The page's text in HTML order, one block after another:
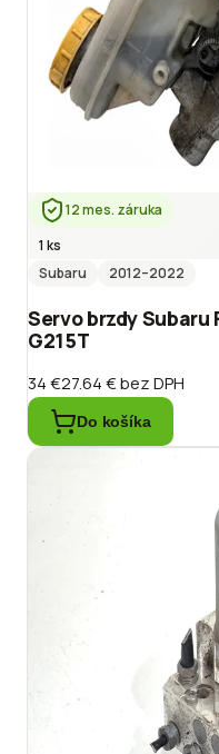
12 mes. záruka
1 ks
Subaru
2012–2022
Servo brzdy Subaru
G215T
34 €27.64 €bez DPH
Do košíka